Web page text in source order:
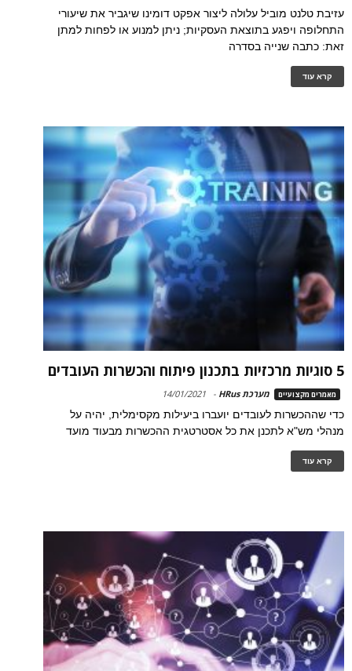
עזיבת טלנט מוביל עלולה ליצור אפקט דומינו שיגביר את שיעורי
התחלופה ויפגע בתוצאת העסקיות; ניתן למנוע או לפחות למתן
זאת: כתבה שנייה בסדרה
קרא עוד
5 סוגיות מרכזיות בתכנון פיתוח והכשרות העובדים
מאמרים מקצועיים מערכת HRus -
14/01/2021
כדי שההכשרות לעובדים יועברו ביעילות מקסימלית, יהיה על
מנהלי מש"א לתכנן את כל אסטרטגית ההכשרות מבעוד מועד
קרא עוד